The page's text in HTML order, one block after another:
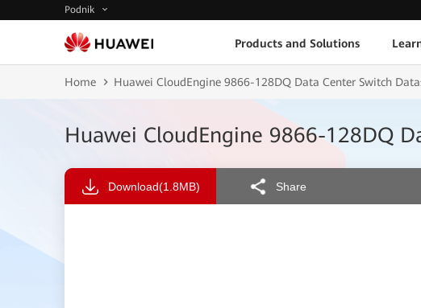
Podnik
Products and Solutions
Home Huawei CloudEngine 9866-128DQ Data Center Switch
Huawei CloudEngine 9866-128DQ
Download(1.8MB) Share